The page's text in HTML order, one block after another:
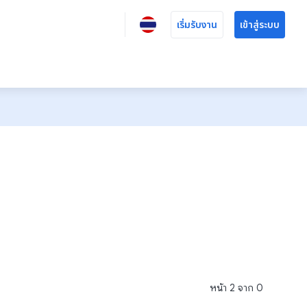
เริ่มรับงาน เข้าสู่ระบบ
หน้า 2 จาก 0